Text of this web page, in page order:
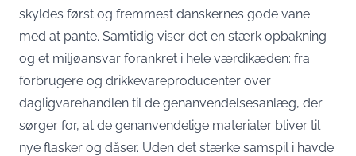
skyldes først og fremmest danskernes gode vane
med at pante. Samtidig viser det en stærk opbakning
og et miljøansvar forankret i hele værdikæden: fra
forbrugere og drikkevareproducenter over
dagligvarehandlen til de genanvendelsesanlæg, der
sørger for, at de genanvendelige materialer bliver til
nye flasker og dåser. Uden det stærke samspil i havde